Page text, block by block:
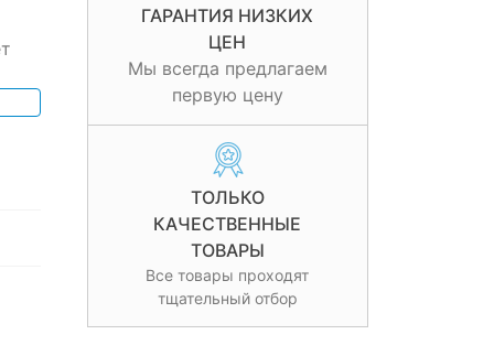
ГАРАНТИЯ НИЗКИХ
ЦЕН
Мы всегда предлагаем
первую цену
ТОЛЬКО
КАЧЕСТВЕННЫЕ
ТОВАРЫ
Все товары проходят
тщательный отбор